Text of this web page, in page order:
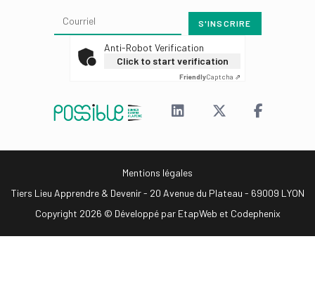
Anti-Robot Verification
Click to start verification
FriendlyCaptcha ⇗
Mentions légales
Tiers Lieu Apprendre & Devenir - 20 Avenue du Plateau - 69009 LYON
Copyright 2026 © Développé par EtapWeb et Codephenix